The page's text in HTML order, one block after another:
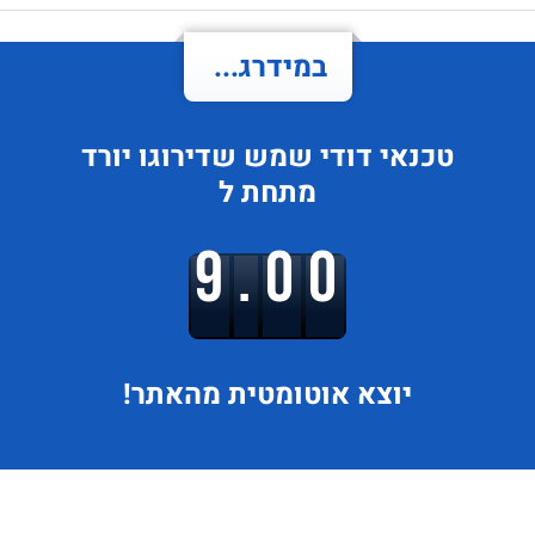
במידרג...
טכנאי דודי שמש שדירוגו יורד
מתחת ל
9.00
יוצא אוטומטית מהאתר!